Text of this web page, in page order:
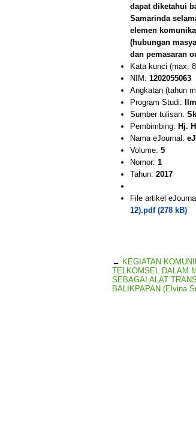
dapat diketahui
Samarinda
elemen
(hubungan
dan pemasaran
Kata kunci (max.
NIM: 1202055063
Angkatan (tahun
Program Studi:
Sumber tulisan:
Pembimbing: Hj.
Nama eJournal:
Volume: 5
Nomor: 1
Tahun: 2017
File artikel
12).pdf (278 kB)
← KEGIATAN
TELKOMSEL DALAM
SEBAGAI ALAT
BALIKPAPAN (Elvina